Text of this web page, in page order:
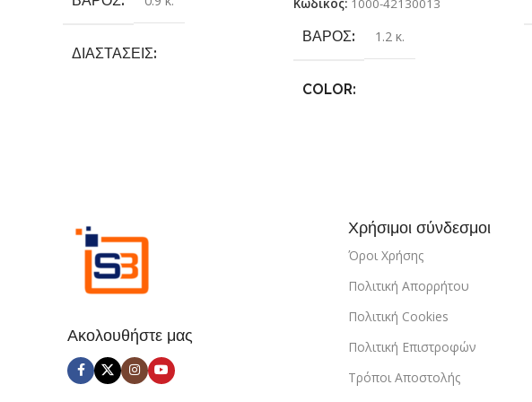
ΔΙΑΣΤΆΣΕΙΣ
Κωδικός: 1000-42130013
ΒΆΡΟΣ 1.2 κ.
COLOR
Ακολουθήστε μας
Χρήσιμοι σύνδεσμοι
Όροι Χρήσης
Πολιτική Απορρήτου
Πολιτική Cookies
Πολιτική Επιστροφών
Τρόποι Αποστολής